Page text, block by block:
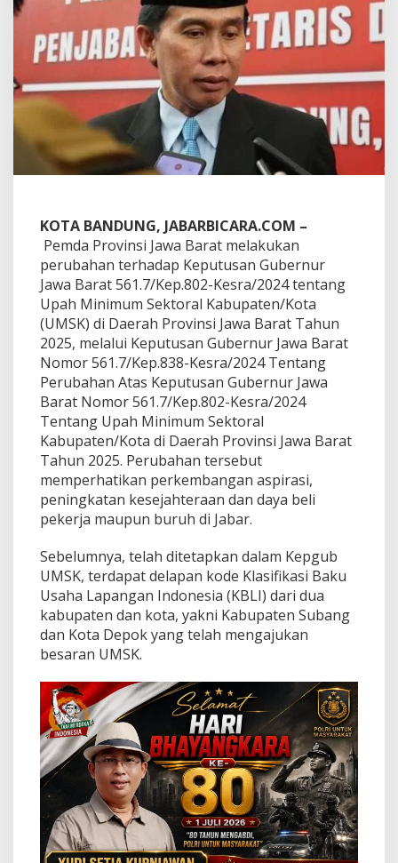
u
b
a
h
a
n
d
a
n
T
e
p
k
a
n
U
M
S
K
2
0
2
5
KOTA BANDUNG, JABARBICARA.COM –
Pemda Provinsi Jawa Barat melakukan
perubahan terhadap Keputusan Gubernur
Jawa Barat 561.7/Kep.802-Kesra/2024 tentang
Upah Minimum Sektoral Kabupaten/Kota
(UMSK) di Daerah Provinsi Jawa Barat Tahun
2025, melalui Keputusan Gubernur Jawa Barat
Nomor 561.7/Kep.838-Kesra/2024 Tentang
Perubahan Atas Keputusan Gubernur Jawa
Barat Nomor 561.7/Kep.802-Kesra/2024
Tentang Upah Minimum Sektoral
Kabupaten/Kota di Daerah Provinsi Jawa Barat
Tahun 2025. Perubahan tersebut
memperhatikan perkembangan aspirasi,
peningkatan kesejahteraan dan daya beli
pekerja maupun buruh di Jabar.
Sebelumnya, telah ditetapkan dalam Kepgub
UMSK, terdapat delapan kode Klasifikasi Baku
Usaha Lapangan Indonesia (KBLI) dari dua
kabupaten dan kota, yakni Kabupaten Subang
dan Kota Depok yang telah mengajukan
besaran UMSK.